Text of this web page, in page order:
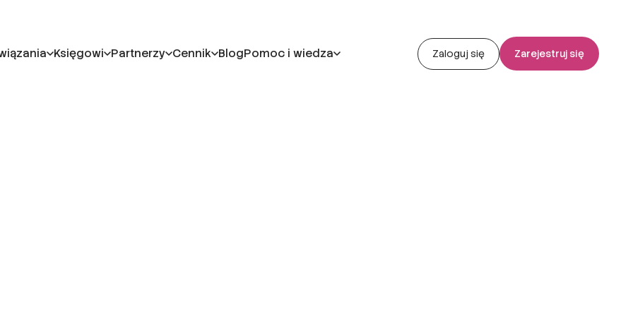
Księgowi Partnerzy Cennik BlogPomoc i wiedza Zaloguj się Zarejestruj się